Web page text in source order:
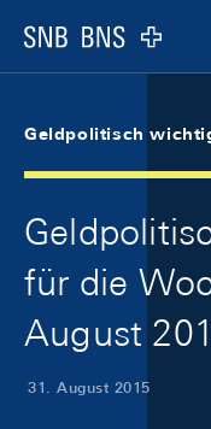
Logo
Geldpolitisch
für die
August
31. August 2015